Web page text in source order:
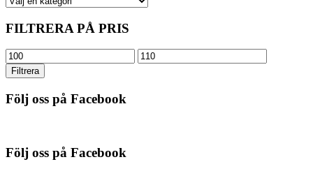
FILTRERA PÅ PRIS
Min
pris
Max
pris
Filtrera
Följ oss på Facebook
Följ oss på Facebook